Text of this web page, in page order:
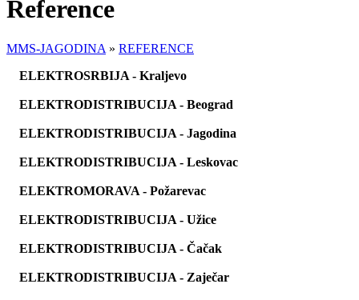
Reference
MMS-JAGODINA » REFERENCE
ELEKTROSRBIJA - Kraljevo
ELEKTRODISTRIBUCIJA - Beograd
ELEKTRODISTRIBUCIJA - Jagodina
ELEKTRODISTRIBUCIJA - Leskovac
ELEKTROMORAVA - Požarevac
ELEKTRODISTRIBUCIJA - Užice
ELEKTRODISTRIBUCIJA - Čačak
ELEKTRODISTRIBUCIJA - Zaječar